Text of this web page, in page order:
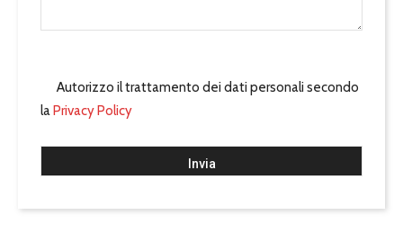
Autorizzo il trattamento dei dati personali secondo
laPrivacy Policy